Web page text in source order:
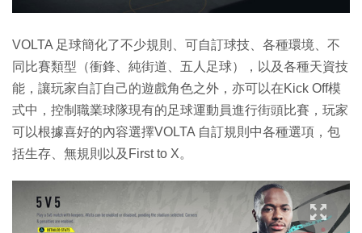
VOLTA 足球簡化了不少規則、可自訂球技、各種環境、不
同比賽類型（衝鋒、純街道、五人足球），以及各種天資技
能，讓玩家自訂自己的遊戲角色之外，亦可以在Kick Off模
式中，控制職業球隊現有的足球運動員進行街頭比賽，玩家
可以根據喜好的內容選擇VOLTA 自訂規則中各種選項，包
括生存、無規則以及First to X。